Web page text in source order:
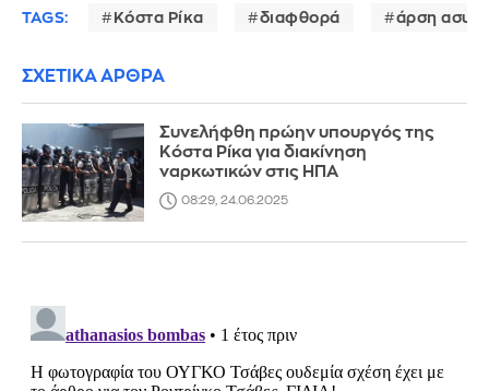
TAGS: Κόστα Ρίκα διαφθορά άρση
ΣΧΕΤΙΚΑ ΑΡΘΡΑ
Συνελήφθη πρώην υπουργός της
Κόστα Ρίκα για διακίνηση
ναρκωτικών στις ΗΠΑ
08:29, 24.06.2025